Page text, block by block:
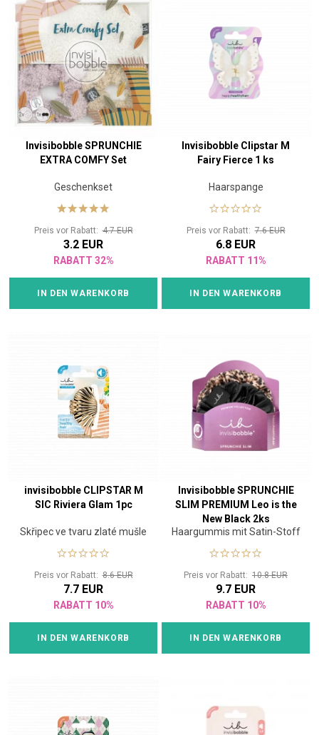
Invisibobble SPRUNCHIE
EXTRA COMFY Set
Geschenkset
Preis vor Rabatt:4.7 EUR
3.2 EUR
RABATT 32%
IN DEN WARENKORB
Invisibobble Clipstar M
Fairy Fierce 1 ks
Haarspange
Preis vor Rabatt:7.6 EUR
6.8 EUR
RABATT 11%
IN DEN WARENKORB
invisibobble CLIPSTAR M
SIC Riviera Glam 1pc
Skřipec ve tvaru zlaté mušle
Preis vor Rabatt:8.6 EUR
7.7 EUR
RABATT 10%
IN DEN WARENKORB
Invisibobble SPRUNCHIE
SLIM PREMIUM Leo is the
New Black 2ks
Haargummis mit Satin-Stoff
Preis vor Rabatt: 10.8 EUR
9.7 EUR
RABATT 10%
IN DEN WARENKORB